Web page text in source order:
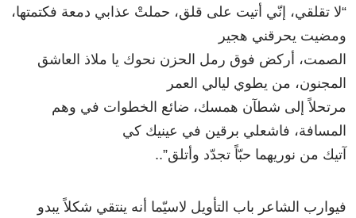
“لا تقلقي، إنّي أتيت على قلق، حملتْ عذابي دمعة فكتمتها،
ومضيت يحرقني هجير
الصمت، أركض فوق رمل الحزن نحوك يا ملاذ العاشق
المجنون، من يطوي ليالي العمر
مرتحلاً إلى شطآن همسك، ضائع الخطوات في وهم
المسافة، فاشعلي برقين في عينيك كي
آتيك من نوريهما حبّاً تجدّد وأتلق”..
فيوارب الشاعر باب التأويل لاسيّما أنه ينتقي شكلاً يبدو